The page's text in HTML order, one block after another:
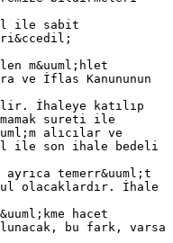
ile sabit
m&uuml;hlet
ve İflas Kanununun
İhaleye katılıp
sureti ile
alıcılar ve
son ihale bedeli
temerr&uuml;t
olacaklardır. İhale
hacet
bu fark, varsa